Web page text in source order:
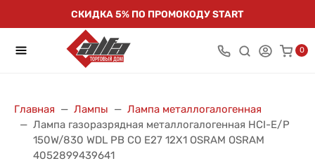
СКИДКА 5% ПО ПРОМОКОДУ START
0
Главная Лампы
Лампа металлогалогенная
Лампа газоразрядная металлогалогенная HCI-E/P
150W/830 WDL PB CO E27 12X1 OSRAM OSRAM
4052899439641